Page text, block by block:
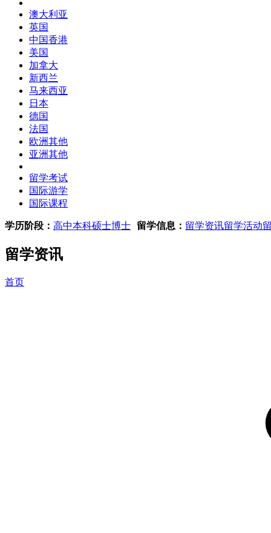
澳大利亚
英国
中国香港
美国
加拿大
新西兰
马来西亚
日本
德国
法国
欧洲其他
亚洲其他
留学考试
国际游学
国际课程
学历阶段： 高中本科硕士博士 留学信息： 留学资讯留学活动
留学资讯
首页